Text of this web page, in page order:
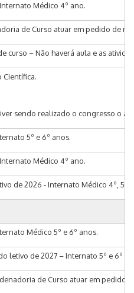
Médico 4º ano.
de Curso atuar em pedido de
curso – Não haverá aula e as
Científica.
sendo realizado o congresso o
5º e 6º anos.
Médico 4º ano.
de 2026 - Internato Médico 4º, 5º
Médico 5º e 6º anos.
letivo de 2027 – Internato 5º e 6º
de Curso atuar em pedido